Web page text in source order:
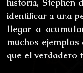
historia, Stephen
identificar a una
llegar a
muchos ejemplos
que el verdadero